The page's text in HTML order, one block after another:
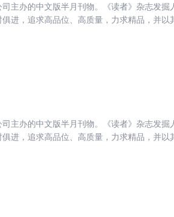
主办的中文版半月刊物。《读者》杂志发掘
进，追求高品位、高质量，力求精品，并以
的力量！
主办的中文版半月刊物。《读者》杂志发掘
进，追求高品位、高质量，力求精品，并以
的力量！